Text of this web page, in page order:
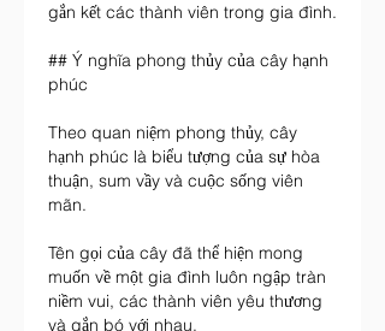
gắn kết các thành viên trong gia đình.
## Ý nghĩa phong thủy của cây hạnh
phúc
Theo quan niệm phong thủy, cây
hạnh phúc là biểu tượng của sự hòa
thuận, sum vầy và cuộc sống viên
mãn.
Tên gọi của cây đã thể hiện mong
muốn về một gia đình luôn ngập tràn
niềm vui, các thành viên yêu thương
và gắn bó với nhau.